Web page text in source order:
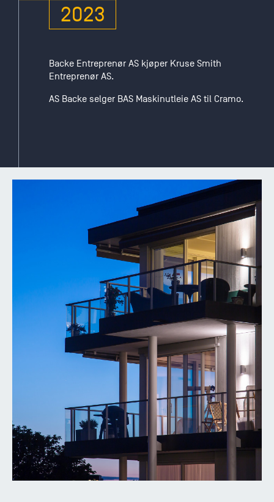
2023
Backe Entreprenør AS kjøper Kruse Smith
Entreprenør AS.
AS Backe selger BAS Maskinutleie AS til Cramo.